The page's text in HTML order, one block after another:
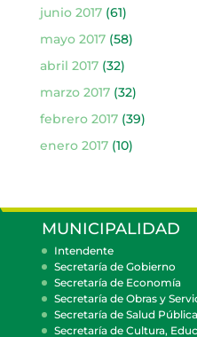
junio 2017(61)
mayo 2017(58)
abril 2017(32)
marzo 2017(32)
febrero 2017(39)
enero 2017(10)
MUNICIPALIDAD
Intendente
Secretaría de Gobierno
Secretaría de Economía
Secretaría de Obras y
Secretaría de Salud Pública
Secretaría de Cultura,